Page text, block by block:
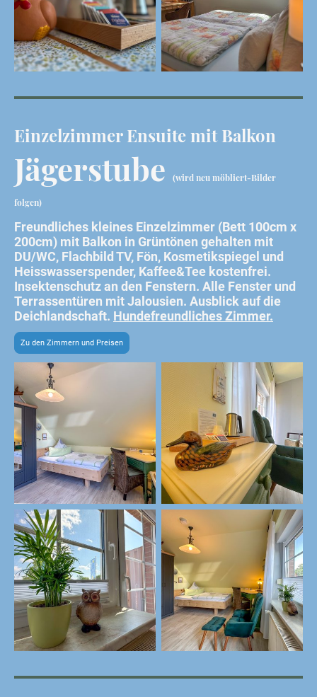
Einzelzimmer Ensuite mit Balkon
Jägerstube (wird neu möbliert-Bilder
folgen)
Freundliches kleines Einzelzimmer (Bett 100cm x
200cm) mit Balkon in Grüntönen gehalten mit
DU/WC, Flachbild TV, Fön, Kosmetikspiegel und
Heisswasserspender, Kaffee&Tee kostenfrei.
Insektenschutz an den Fenstern. Alle Fenster und
Terrassentüren mit Jalousien. Ausblick auf die
Deichlandschaft. Hundefreundliches Zimmer.
Zu den Zimmern und Preisen